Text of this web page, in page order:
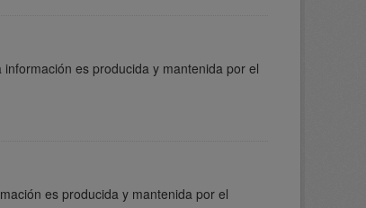
es producida y mantenida por el
es producida y mantenida por el